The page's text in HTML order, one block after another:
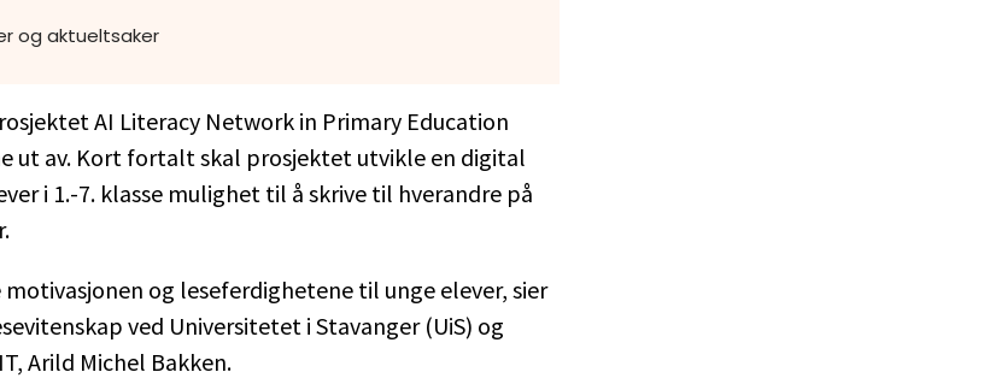
og aktueltsaker
AI Literacy Network in Primary Education
ut av. Kort fortalt skal prosjektet utvikle en digital
i 1.-7. klasse mulighet til å skrive til hverandre på
og leseferdighetene til unge elever, sier
ved Universitetet i Stavanger (UiS) og
Arild Michel Bakken.